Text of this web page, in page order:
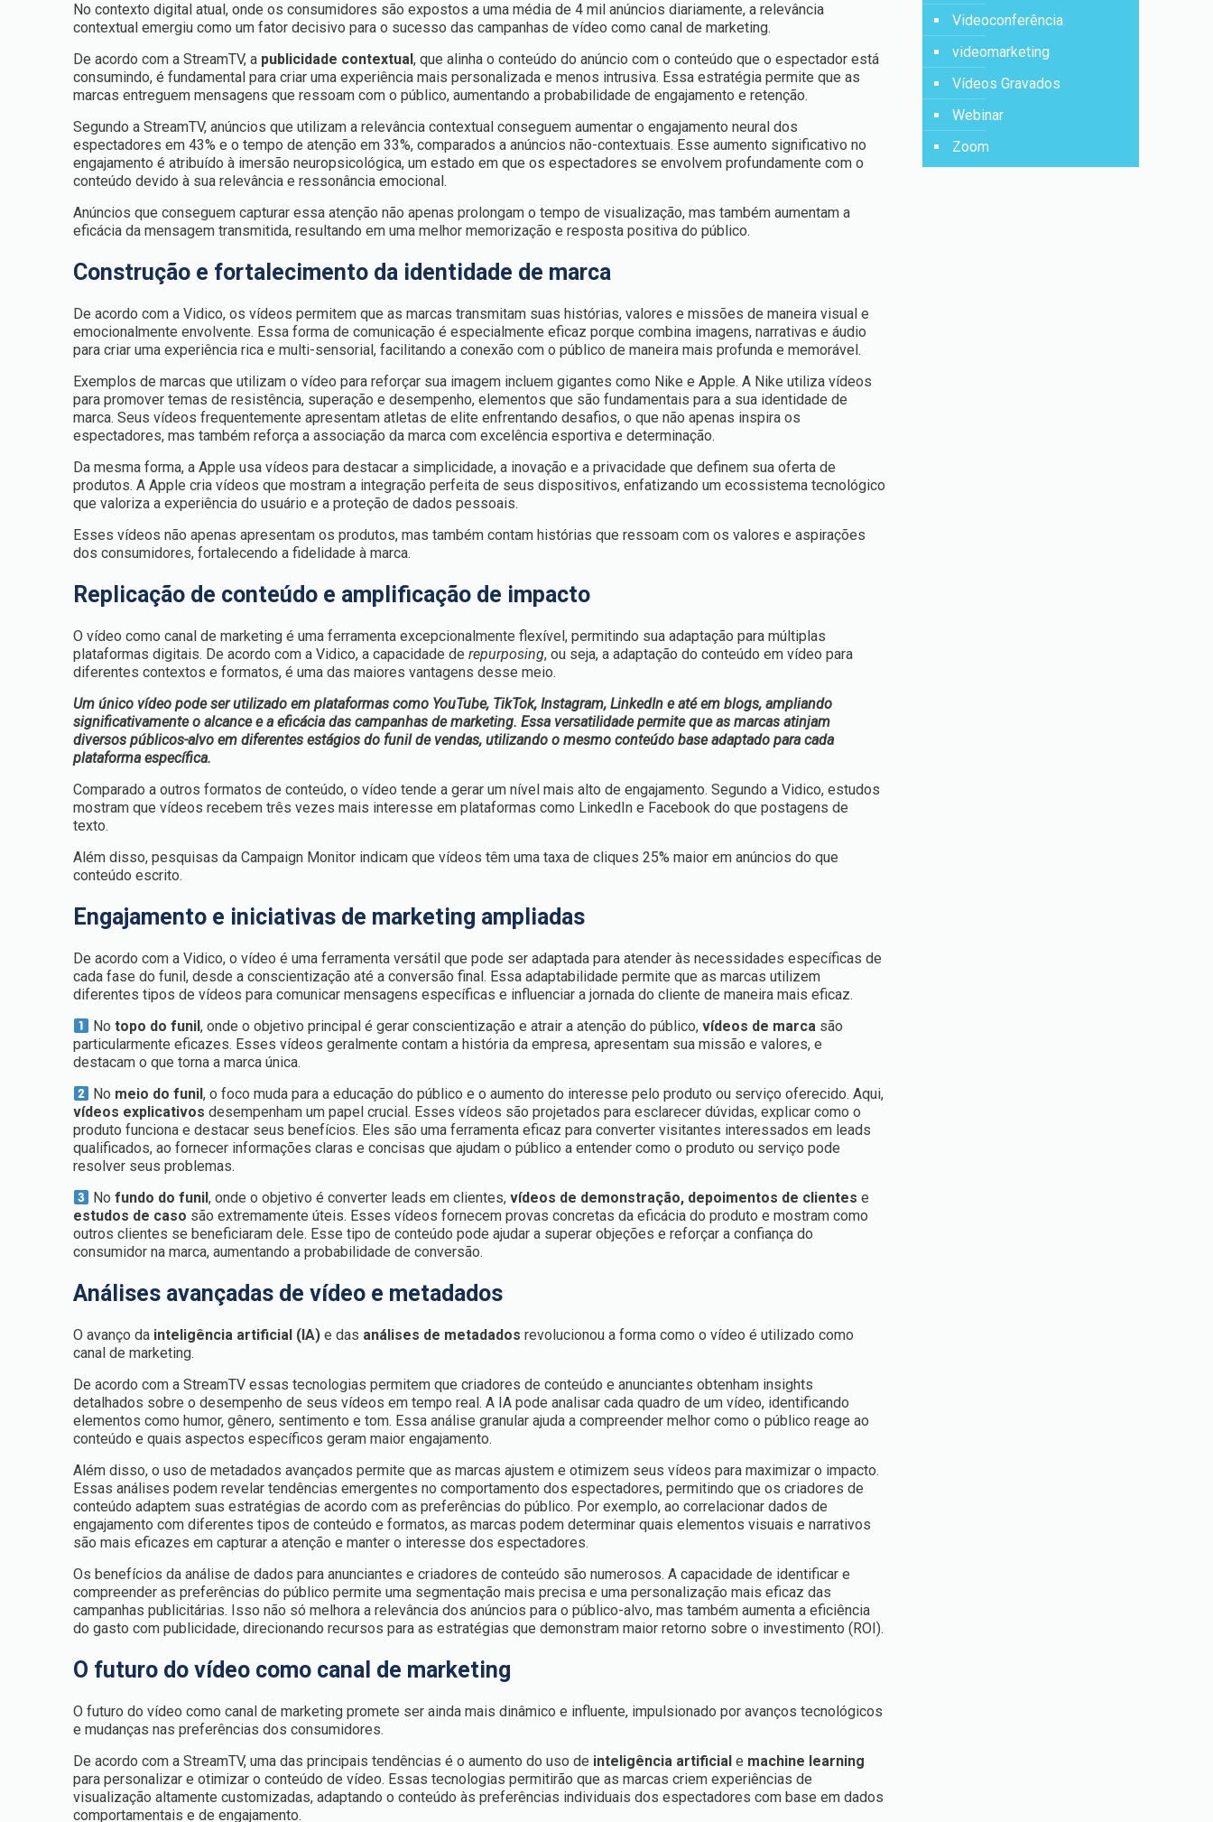
No contexto digital atual, onde os consumidores são expostos a uma média de 4 mil anúncios diariamente, a relevância
contextual emergiu como um fator decisivo para o sucesso das campanhas de vídeo como canal de marketing.
De acordo com a StreamTV, a publicidade contextual, que alinha o conteúdo do anúncio com o conteúdo que o espectador está
consumindo, é fundamental para criar uma experiência mais personalizada e menos intrusiva. Essa estratégia permite que as
marcas entreguem mensagens que ressoam com o público, aumentando a probabilidade de engajamento e retenção.
Segundo a StreamTV, anúncios que utilizam a relevância contextual conseguem aumentar o engajamento neural dos
espectadores em 43% e o tempo de atenção em 33%, comparados a anúncios não-contextuais. Esse aumento significativo no
engajamento é atribuído à imersão neuropsicológica, um estado em que os espectadores se envolvem profundamente com o
conteúdo devido à sua relevância e ressonância emocional.
Anúncios que conseguem capturar essa atenção não apenas prolongam o tempo de visualização, mas também aumentam a
eficácia da mensagem transmitida, resultando em uma melhor memorização e resposta positiva do público.
Construção e fortalecimento da identidade de marca
De acordo com a Vidico, os vídeos permitem que as marcas transmitam suas histórias, valores e missões de maneira visual e
emocionalmente envolvente. Essa forma de comunicação é especialmente eficaz porque combina imagens, narrativas e áudio
para criar uma experiência rica e multi-sensorial, facilitando a conexão com o público de maneira mais profunda e memorável.
Exemplos de marcas que utilizam o vídeo para reforçar sua imagem incluem gigantes como Nike e Apple. A Nike utiliza vídeos
para promover temas de resistência, superação e desempenho, elementos que são fundamentais para a sua identidade de
marca. Seus vídeos frequentemente apresentam atletas de elite enfrentando desafios, o que não apenas inspira os
espectadores, mas também reforça a associação da marca com excelência esportiva e determinação.
Da mesma forma, a Apple usa vídeos para destacar a simplicidade, a inovação e a privacidade que definem sua oferta de
produtos. A Apple cria vídeos que mostram a integração perfeita de seus dispositivos, enfatizando um ecossistema tecnológico
que valoriza a experiência do usuário e a proteção de dados pessoais.
Esses vídeos não apenas apresentam os produtos, mas também contam histórias que ressoam com os valores e aspirações
dos consumidores, fortalecendo a fidelidade à marca.
Replicação de conteúdo e amplificação de impacto
O vídeo como canal de marketing é uma ferramenta excepcionalmente flexível, permitindo sua adaptação para múltiplas
plataformas digitais. De acordo com a Vidico, a capacidade derepurposing, ou seja, a adaptação do conteúdo em vídeo para
diferentes contextos e formatos, é uma das maiores vantagens desse meio.
Um único vídeo pode ser utilizado em plataformas como YouTube, TikTok, Instagram, LinkedIn e até em blogs, ampliando
significativamente o alcance e a eficácia das campanhas de marketing. Essa versatilidade permite que as marcas atinjam
diversos públicos-alvo em diferentes estágios do funil de vendas, utilizando o mesmo conteúdo base adaptado para cada
plataforma específica.
Comparado a outros formatos de conteúdo, o vídeo tende a gerar um nível mais alto de engajamento. Segundo a Vidico, estudos
mostram que vídeos recebem três vezes mais interesse em plataformas como LinkedIn e Facebook do que postagens de
texto.
Além disso, pesquisas da Campaign Monitor indicam que vídeos têm uma taxa de cliques 25% maior em anúncios do que
conteúdo escrito.
Engajamento e iniciativas de marketing ampliadas
De acordo com a Vidico, o vídeo é uma ferramenta versátil que pode ser adaptada para atender às necessidades específicas de
cada fase do funil, desde a conscientização até a conversão final. Essa adaptabilidade permite que as marcas utilizem
diferentes tipos de vídeos para comunicar mensagens específicas e influenciar a jornada do cliente de maneira mais eficaz.
Notopo do funil, onde o objetivo principal é gerar conscientização e atrair a atenção do público,vídeos de marca são
particularmente eficazes. Esses vídeos geralmente contam a história da empresa, apresentam sua missão e valores, e
destacam o que torna a marca única.
No meio do funil, o foco muda para a educação do público e o aumento do interesse pelo produto ou serviço oferecido. Aqui,
vídeos explicativos desempenham um papel crucial. Esses vídeos são projetados para esclarecer dúvidas, explicar como o
produto funciona e destacar seus benefícios. Eles são uma ferramenta eficaz para converter visitantes interessados em leads
qualificados, ao fornecer informações claras e concisas que ajudam o público a entender como o produto ou serviço pode
resolver seus problemas.
Nofundo do funil, onde o objetivo é converter leads em clientes,vídeos de demonstração, depoimentos de clientese
estudos de caso são extremamente úteis. Esses vídeos fornecem provas concretas da eficácia do produto e mostram como
outros clientes se beneficiaram dele. Esse tipo de conteúdo pode ajudar a superar objeções e reforçar a confiança do
consumidor na marca, aumentando a probabilidade de conversão.
Análises avançadas de vídeo e metadados
O avanço da inteligência artificial (IA) e das análises de metadados revolucionou a forma como o vídeo é utilizado como
canal de marketing.
De acordo com a StreamTV essas tecnologias permitem que criadores de conteúdo e anunciantes obtenham insights
detalhados sobre o desempenho de seus vídeos em tempo real. A IA pode analisar cada quadro de um vídeo, identificando
elementos como humor, gênero, sentimento e tom. Essa análise granular ajuda a compreender melhor como o público reage ao
conteúdo e quais aspectos específicos geram maior engajamento.
Além disso, o uso de metadados avançados permite que as marcas ajustem e otimizem seus vídeos para maximizar o impacto.
Essas análises podem revelar tendências emergentes no comportamento dos espectadores, permitindo que os criadores de
conteúdo adaptem suas estratégias de acordo com as preferências do público. Por exemplo, ao correlacionar dados de
engajamento com diferentes tipos de conteúdo e formatos, as marcas podem determinar quais elementos visuais e narrativos
são mais eficazes em capturar a atenção e manter o interesse dos espectadores.
Os benefícios da análise de dados para anunciantes e criadores de conteúdo são numerosos. A capacidade de identificar e
compreender as preferências do público permite uma segmentação mais precisa e uma personalização mais eficaz das
campanhas publicitárias. Isso não só melhora a relevância dos anúncios para o público-alvo, mas também aumenta a eficiência
do gasto com publicidade, direcionando recursos para as estratégias que demonstram maior retorno sobre o investimento (ROI).
O futuro do vídeo como canal de marketing
O futuro do vídeo como canal de marketing promete ser ainda mais dinâmico e influente, impulsionado por avanços tecnológicos
e mudanças nas preferências dos consumidores.
De acordo com a StreamTV, uma das principais tendências é o aumento do uso de inteligência artificial e machine learning
para personalizar e otimizar o conteúdo de vídeo. Essas tecnologias permitirão que as marcas criem experiências de
visualização altamente customizadas, adaptando o conteúdo às preferências individuais dos espectadores com base em dados
comportamentais e de engajamento.
Videoconferência
videomarketing
Vídeos Gravados
Webinar
Zoom